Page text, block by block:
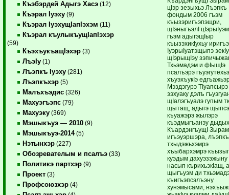
Къэбэрдей Адыгэ Хасэ (12)
Къэрал Iуэху (9)
Къэрал IуэхущIапIэхэм (11)
Къэрал къулыкъущIапIэхэр
(59)
КъэхъукъащIэхэр (3)
ЛъэIу (1)
Лъэпкъ Iуэху (281)
Лъэпкъхэр (5)
Малъхъэдис (326)
Махуэгъэпс (79)
Махуэку (369)
Мэшыкъуэ — 2010 (9)
Мэшыкъуэ-2014(5)
Нэтынхэр (227)
Обозревателым и псалъэ (33)
Политикэ партхэр (9)
Проект (3)
Профсоюзхэр (4)
цIэр зезыхьэ Лъэпкъ
фондым 2006 гъэм
къызэригъэпэщри,
щIэныгъэлI
гъэм адыгэщIыр
къызэхикIухьу
IуэрыIуатэщыпэ
щIэрыщIэу
Тхьэмадэм и фIыщIэ
псалъэрэ
хъуэхъукIэ
Мэздэгурэ
зэхуаку дэлъ
щIалэгъуалэ гупым
щытащ, адыгэ
къуажэрэ жылэрэ
къэдмыгъанэу
КъардэнгъущI
игъэуэршэра, лъэпкъ
тхыдэжьхэмрэ
хъыбархэмрэ
куэдым дахуэзэжыну
насып кърихьэкIащ,
щыгъуэм ди
къигъэпсэлъэну
хунэмысами,